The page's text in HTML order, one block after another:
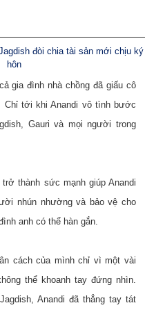
đòi chia tài sản mới chịu
hôn
gia đình nhà chồng đã giấu cô
Chỉ tới khi Anandi vô tình bước
Gauri và mọi người trong
thành sức mạnh giúp Anandi
nhún nhường và bảo vệ cho
anh có thể hàn gắn.
cách của mình chỉ vì một vài
thể khoanh tay đứng nhìn.
Anandi đã thẳng tay tát